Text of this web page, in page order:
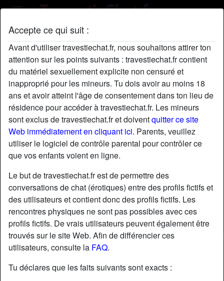
Accepte ce qui suit :
Avant d'utiliser travestiechat.fr, nous souhaitons attirer ton
attention sur les points suivants : travestiechat.fr contient
du matériel sexuellement explicite non censuré et
inapproprié pour les mineurs. Tu dois avoir au moins 18
ans et avoir atteint l'âge de consentement dans ton lieu de
résidence pour accéder à travestiechat.fr. Les mineurs
sont exclus de travestiechat.fr et doiventquitter ce site
Web immédiatement en cliquant ici. Parents, veuillez
utiliser le logiciel de contrôle parental pour contrôler ce
que vos enfants voient en ligne.
Le but de travestiechat.fr est de permettre des
conversations de chat (érotiques) entre des profils fictifs et
des utilisateurs et contient donc des profils fictifs. Les
rencontres physiques ne sont pas possibles avec ces
profils fictifs. De vrais utilisateurs peuvent également être
trouvés sur le site Web. Afin de différencier ces
utilisateurs, consulte la FAQ.
Tu déclares que les faits suivants sont exacts :
Profil de Fabienne8787
starAjouter chatDiscuter !